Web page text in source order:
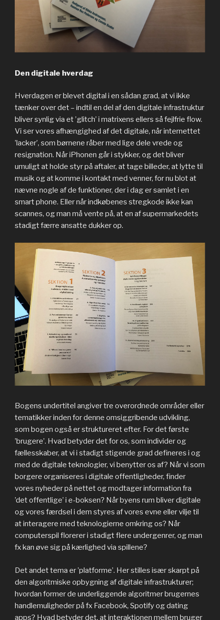
Den digitale hverdag
Hverdagen er blevet digital i en sådan grad, at vi ikke
tænker over det – indtil en del af den digitale infrastruktur
bliver synlig via et ’glitch’ i matrixens ellers så fejlfrie flow.
Vi ser vores afhængighed af det digitale, når internettet
’lacker’, som børnene råber med lige dele vrede og
resignation. Når iPhonen går i stykker, og det bliver
umuligt at holde styr på aftaler, at tage billeder, at lytte til
musik og at komme i kontakt med venner, for nu blot at
nævne nogle af de funktioner, der i dag er samlet i en
smart phone. Eller når indkøbenes stregkode ikke kan
scannes, og man må vente på, at en af supermarkedets
stadigt færre ansatte dukker op.
Bogens undertitel angiver tre overordnede områder eller
tematikker inden for denne omsiggribende udvikling,
som bogen også er struktureret efter. For det første
’brugere’. Hvad betyder det for os, som individer og
fællesskaber, at vi i stadigt stigende grad defineres i og
med de digitale teknologier, vi benytter os af? Når vi som
borgere organiseres i digitale offentligheder, finder
vores nyheder på nettet og modtager information fra
’det offentlige’ i e-boksen? Når byens rum bliver digitale
og vores færdsel i dem styres af vores evne eller vilje til
at interagere med teknologierne omkring os? Når
computerspil florerer i stadigt flere undergenrer, og man
fx kan øve sig på kærlighed via spillene?
Det andet tema er ’platforme’. Her stilles især skarpt på
den algoritmiske opbygning af digitale infrastrukturer;
hvordan former de underliggende algoritmer brugernes
handlemuligheder på fx Facebook, Spotify og dating
apps? Hvad betyder det, at interaktionen mellem bruger